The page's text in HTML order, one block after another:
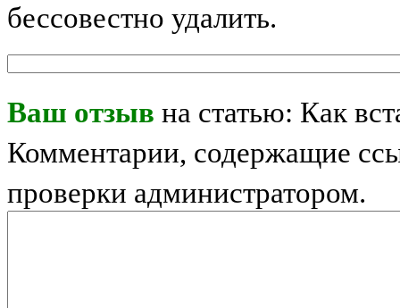
бессовестно удалить.
Ваш отзыв на статью: Как
Комментарии, содержащие
проверки администратором.